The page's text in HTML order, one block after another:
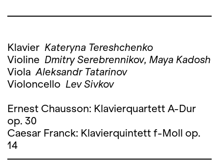
Klavier Kateryna Tereshchenko
Violine Dmitry Serebrennikov, Maya Kadosh
Viola Aleksandr Tatarinov
Violoncello Lev Sivkov
Ernest Chausson: Klavierquartett A-Dur
op. 30
Caesar Franck: Klavierquintett f-Moll op.
14